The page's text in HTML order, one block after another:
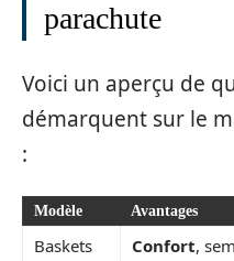
parachute
Voici un aperçu de
démarquent sur le
:
Modèle Avantages
Baskets
Confort,